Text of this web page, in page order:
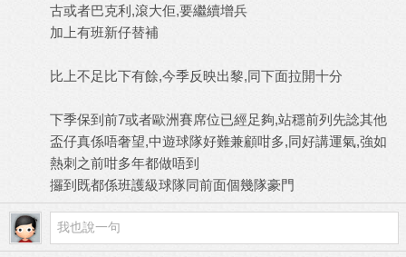
古或者巴克利,滾大佢,要繼續增兵
加上有班新仔替補
比上不足比下有餘,今季反映出黎,同下面拉開十分
下季保到前7或者歐洲賽席位已經足夠,站穩前列先諗其他
盃仔真係唔奢望,中遊球隊好難兼顧咁多,同好講運氣,強如
熱刺之前咁多年都做唔到
攞到既都係班護級球隊同前面個幾隊豪門